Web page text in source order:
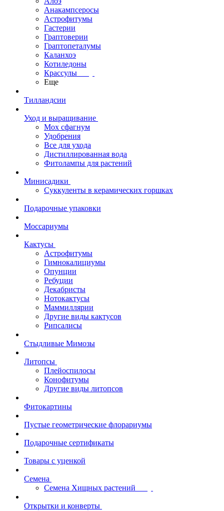
Анакампсеросы
Астрофитумы
Гастерии
Граптоверии
Граптопеталумы
Каланхоэ
Котиледоны
Крассулы
Еще
Тилландсии
Уход и выращивание
Мох сфагнум
Удобрения
Все для ухода
Дистиллированная вода
Фитолампы для растений
Минисадики
Суккуленты в керамических горшках
Подарочные упаковки
Моссариумы
Кактусы
Астрофитумы
Гимнокалициумы
Опунции
Ребуции
Декабристы
Нотокактусы
Маммиллярии
Другие виды кактусов
Рипсалисы
Стыдливые Мимозы
Литопсы
Плейоспилосы
Конофитумы
Другие виды литопсов
Фитокартины
Пустые геометрические флорариумы
Подарочные сертификаты
Товары с уценкой
Семена
Семена Хищных растений
Открытки и конверты